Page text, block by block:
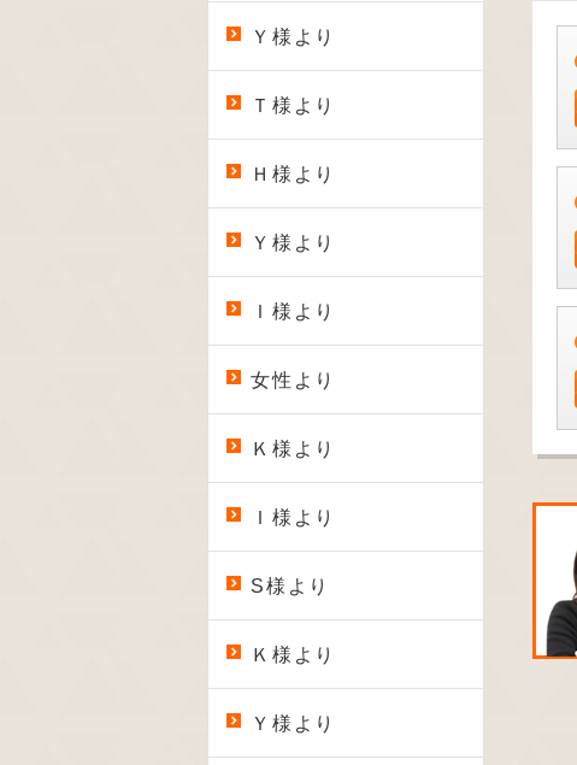
Ｙ様より
Ｔ様より
Ｈ様より
Ｙ様より
Ｉ様より
女性より
Ｋ様より
Ｉ様より
S様より
Ｋ様より
Ｙ様より